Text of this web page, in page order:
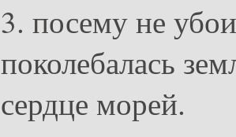
3. посему не
поколебалась
сердце морей.